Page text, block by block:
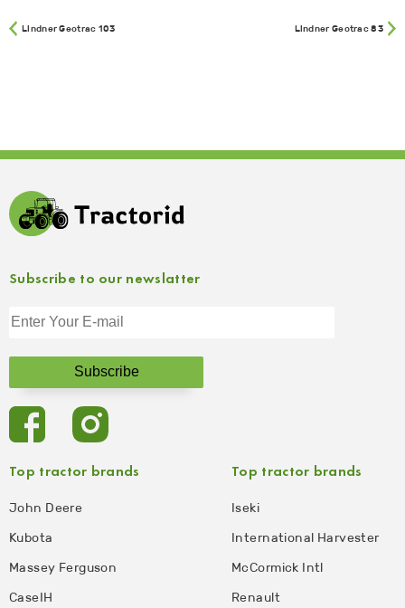
Lindner Geotrac 103 Lindner Geotrac 83
Top tractor brands
John Deere
Kubota
Massey Ferguson
CaseIH
Top tractor brands
Iseki
International Harvester
McCormick Intl
Renault
Subscribe to our newslatter